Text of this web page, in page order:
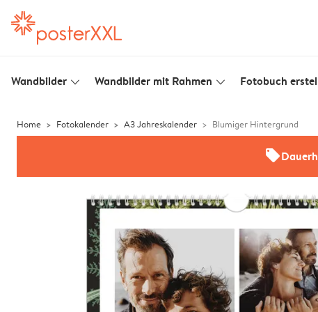
Wandbilder slim_arrow_down Wandbilder mit Rahmen slim_arrow_down Fotobuch
Home Fotokalender A3 Jahreskalender Blumiger Hintergrund
offers